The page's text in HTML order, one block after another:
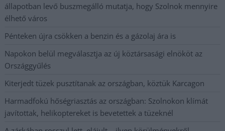
állapotban levő buszmegálló mutatja, hogy Szolnok mennyire
élhető város
Pénteken újra csökken a benzin és a gázolaj ára is
Napokon belül megválasztja az új köztársasági elnököt az
Országgyűlés
Kiterjedt tüzek pusztítanak az országban, köztük Karcagon
Harmadfokú hőségriasztás az országban: Szolnokon klímát
javítottak, helikoptereket is bevetettek a tüzeknél